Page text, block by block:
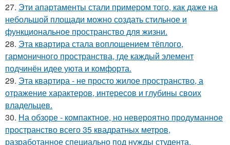
27. Эти апартаменты стали примером того, как даже на
небольшой площади можно создать стильное и
функциональное пространство для жизни.
28. Эта квартира стала воплощением тёплого,
гармоничного пространства, где каждый элемент
подчинён идее уюта и комфорта.
29. Эта квартира - не просто жилое пространство, а
отражение характеров, интересов и глубины своих
владельцев.
30. На обзоре - компактное, но невероятно продуманное
пространство всего 35 квадратных метров,
разработанное специально под нужды студента.